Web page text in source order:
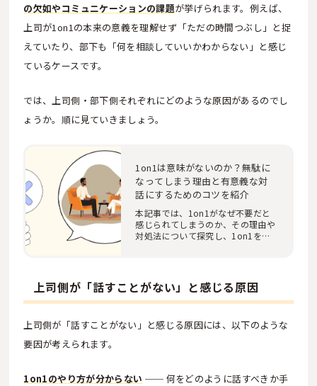
の欠如やコミュニケーションの課題が挙げられます。例えば、
上司が1on1の本来の意義を理解せず「ただの時間つぶし」と捉
えていたり、部下も「何を相談していいかわからない」と感じ
ているケースです。
では、上司側・部下側それぞれにどのような原因があるのでし
ょうか。順に見ていきましょう。
1on1は意味がないのか？無駄に
なってしまう理由と有意義な対
話にするためのコツを紹介
本記事では、1on1がなぜ不要だと
感じられてしまうのか、その理由や
対処法について探究し、1on1を意
上司側が「話すことがない」と感じる原因
上司側が「話すことがない」と感じる原因には、以下のような
要因が考えられます。
1on1のやり方が分からない ── 何をどのように話すべきか手